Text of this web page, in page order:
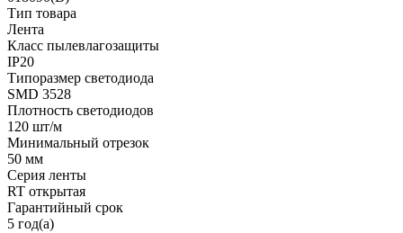
Тип товара
Лента
Класс пылевлагозащиты
IP20
Типоразмер светодиода
SMD 3528
Плотность светодиодов
120 шт/м
Минимальный отрезок
50 мм
Серия ленты
RT открытая
Гарантийный срок
5 год(а)